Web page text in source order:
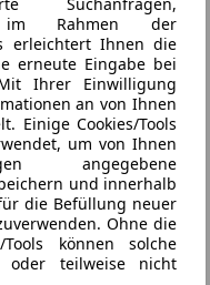
im Allgemeinen.
auf
statt
privat oder
Sie nicht das
die
im Rahmen der
erleichtert Ihnen die
erneute Eingabe bei
Ihrer Einwilligung
an von Ihnen
Einige Cookies/Tools
um von Ihnen
angegebene
und innerhalb
die Befüllung neuer
Ohne die
Tools können solche
oder teilweise nicht